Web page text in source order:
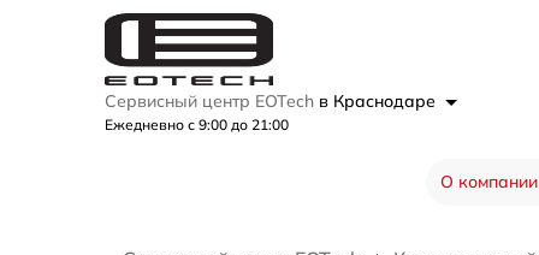
Сервисный центр EOTech в Краснодаре
Ежедневно с 9:00 до 21:00
О компании